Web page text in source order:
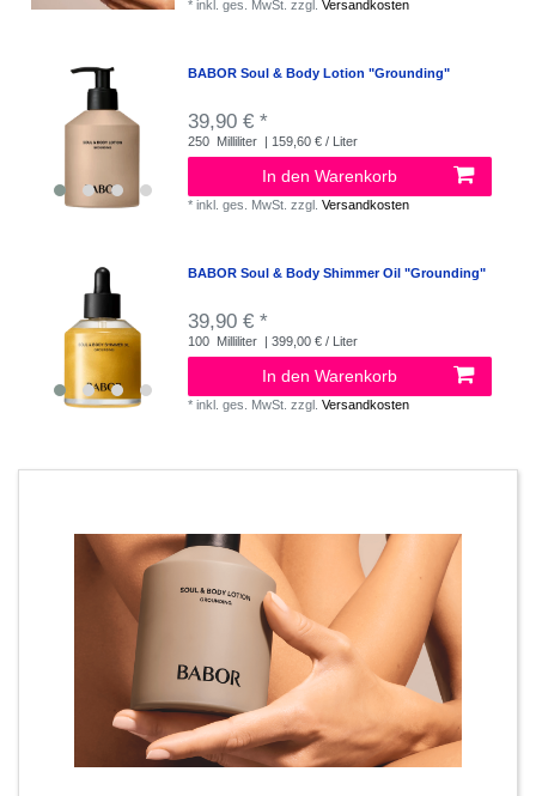
*inkl. ges. MwSt. zzgl.Versandkosten
BABOR Soul & Body Lotion "Grounding"
39,90 € *
250 Milliliter | 159,60 € / Liter
In den Warenkorb
*inkl. ges. MwSt. zzgl.Versandkosten
BABOR Soul & Body Shimmer Oil "Grounding"
39,90 € *
100 Milliliter | 399,00 € / Liter
In den Warenkorb
*inkl. ges. MwSt. zzgl.Versandkosten